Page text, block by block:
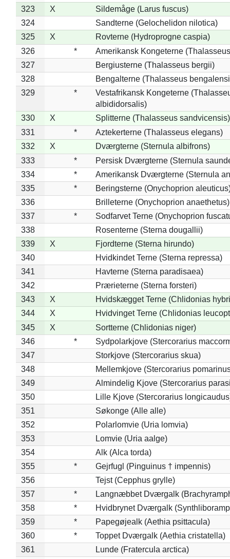
323
X
Sildemåge (Larus fuscus)
324
Sandterne (Gelochelidon nilotica)
325
X
Rovterne (Hydroprogne caspia)
326
*
Amerikansk Kongeterne
327
Bergiusterne (Thalasseus bergii)
328
Bengalterne (Thalasseus
329
*
Vestafrikansk Kongeterne
albididorsalis)
330
X
Splitterne (Thalasseus sandvicensis)
331
*
Aztekerterne (Thalasseus elegans)
332
X
Dværgterne (Sternula albifrons)
333
*
Persisk Dværgterne (Sternula
334
*
Amerikansk Dværgterne (Sternula
335
*
Beringsterne (Onychoprion
336
Brilleterne (Onychoprion anaethetus)
337
*
Sodfarvet Terne (Onychoprion
338
Rosenterne (Sterna dougallii)
339
X
Fjordterne (Sterna hirundo)
340
Hvidkindet Terne (Sterna repressa)
341
Havterne (Sterna paradisaea)
342
Prærieterne (Sterna forsteri)
343
X
Hvidskægget Terne (Chlidonias
344
X
Hvidvinget Terne (Chlidonias
345
X
Sortterne (Chlidonias niger)
346
*
Sydpolarkjove (Stercorarius
347
Storkjove (Stercorarius skua)
348
Mellemkjove (Stercorarius
349
Almindelig Kjove (Stercorarius
350
Lille Kjove (Stercorarius
351
Søkonge (Alle alle)
352
Polarlomvie (Uria lomvia)
353
Lomvie (Uria aalge)
354
Alk (Alca torda)
355
*
Gejrfugl (Pinguinus † impennis)
356
Tejst (Cepphus grylle)
357
*
Langnæbbet Dværgalk
358
*
Hvidbrynet Dværgalk
359
*
Papegøjealk (Aethia psittacula)
360
*
Toppet Dværgalk (Aethia cristatella)
361
Lunde (Fratercula arctica)